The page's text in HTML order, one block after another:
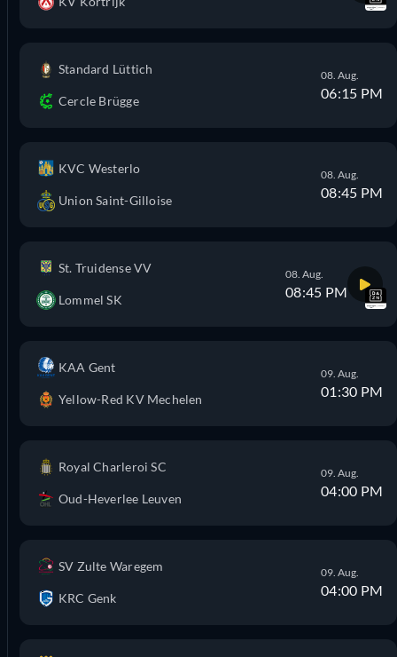
Standard Lüttich
Cercle Brügge
08. Aug.
06:15 PM
KVC Westerlo
Union Saint-Gilloise
08. Aug.
08:45 PM
St. Truidense VV
Lommel SK
08. Aug.
08:45 PM
KAA Gent
Yellow-Red KV Mechelen
09. Aug.
01:30 PM
Royal Charleroi SC
Oud-Heverlee Leuven
09. Aug.
04:00 PM
SV Zulte Waregem
KRC Genk
09. Aug.
04:00 PM